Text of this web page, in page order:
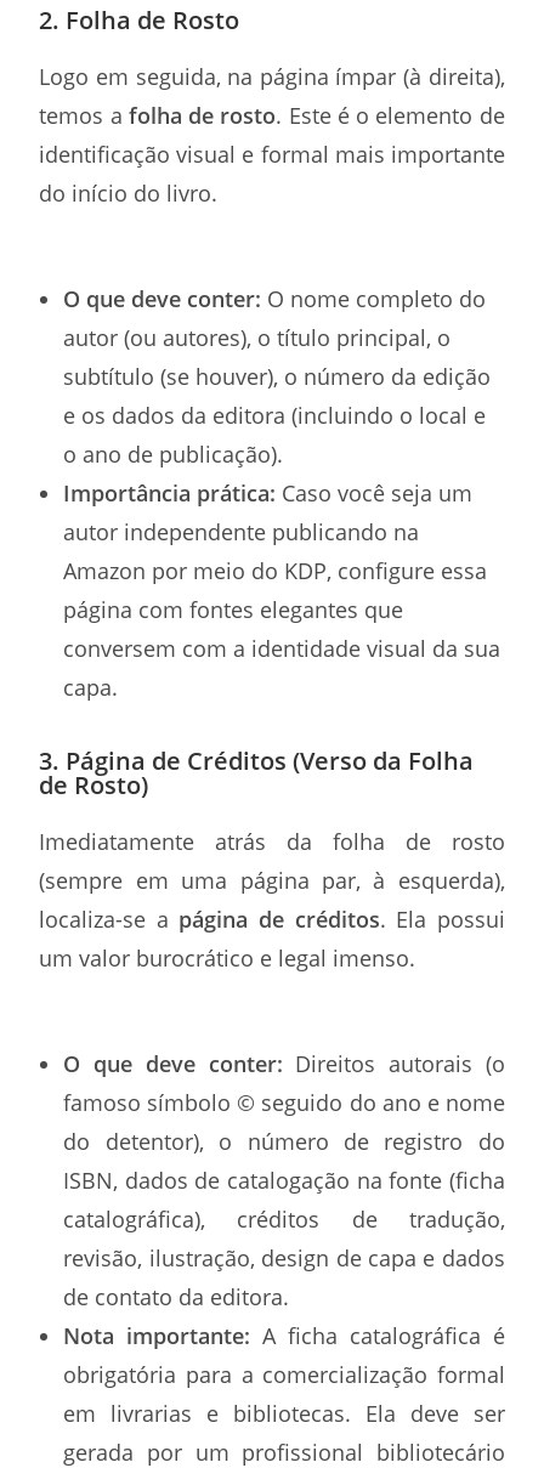
2. Folha de Rosto
Logo em seguida, na página ímpar (à direita),
temos a folha de rosto. Este é o elemento de
identificação visual e formal mais importante
do início do livro.
O que deve conter: O nome completo do
autor (ou autores), o título principal, o
subtítulo (se houver), o número da edição
e os dados da editora (incluindo o local e
o ano de publicação).
Importância prática: Caso você seja um
autor independente publicando na
Amazon por meio do KDP, configure essa
página com fontes elegantes que
conversem com a identidade visual da sua
capa.
3. Página de Créditos (Verso da Folha
de Rosto)
Imediatamente atrás da folha de rosto
(sempre em uma página par, à esquerda),
localiza-se a página de créditos. Ela possui
um valor burocrático e legal imenso.
O que deve conter: Direitos autorais (o
famoso símbolo © seguido do ano e nome
do detentor), o número de registro do
ISBN, dados de catalogação na fonte (ficha
catalográfica), créditos de tradução,
revisão, ilustração, design de capa e dados
de contato da editora.
Nota importante: A ficha catalográfica é
obrigatória para a comercialização formal
em livrarias e bibliotecas. Ela deve ser
gerada por um profissional bibliotecário